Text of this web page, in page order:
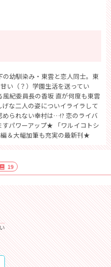
幼馴染み・東雲と恋人同士。東
い（？）学園生活を送ってい
紀委員長の香坂 直が何度も東雲
な二人の姿についイライラして
られない幸村は…!? 恋のライバ
パワーアップ★ 「ワルイコトシ
＆大幅加筆も充実の最新刊★
19